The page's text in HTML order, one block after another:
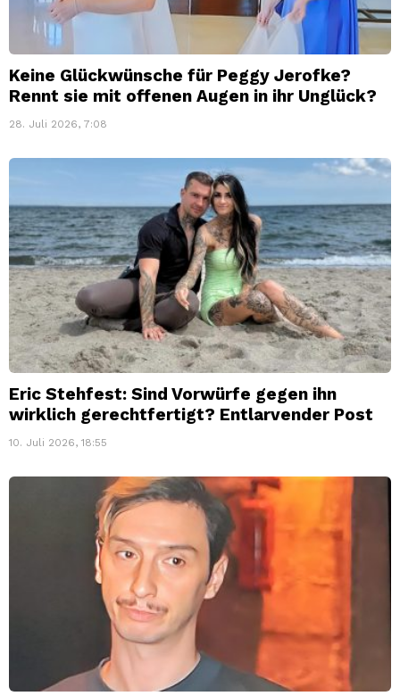
Keine Glückwünsche für Peggy Jerofke?
Rennt sie mit offenen Augen in ihr Unglück?
28. Juli 2026, 7:08
Eric Stehfest: Sind Vorwürfe gegen ihn
wirklich gerechtfertigt? Entlarvender Post
10. Juli 2026, 18:55